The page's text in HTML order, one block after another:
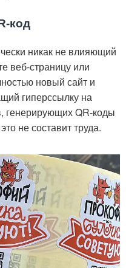
код
никак не влияющий
веб-страницу или
новый сайт и
гиперссылку на
генерирующих QR-коды
не составит труда.